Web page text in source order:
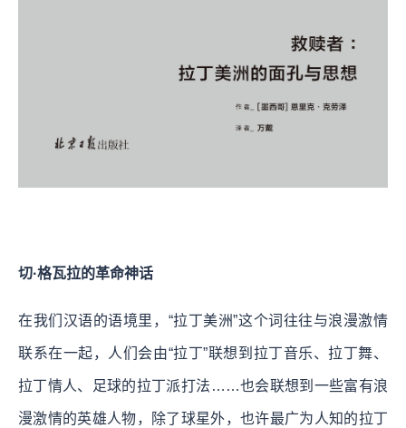
切·格瓦拉的革命神话
在我们汉语的语境里，“拉丁美洲”这个词往往与浪漫激情
联系在一起，人们会由“拉丁”联想到拉丁音乐、拉丁舞、
拉丁情人、足球的拉丁派打法……也会联想到一些富有浪
漫激情的英雄人物，除了球星外，也许最广为人知的拉丁